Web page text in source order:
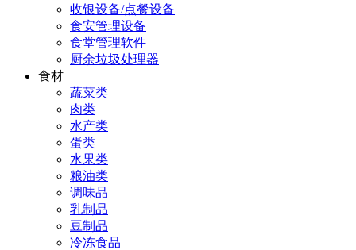
收银设备/点餐设备
食安管理设备
食堂管理软件
厨余垃圾处理器
食材
蔬菜类
肉类
水产类
蛋类
水果类
粮油类
调味品
乳制品
豆制品
冷冻食品